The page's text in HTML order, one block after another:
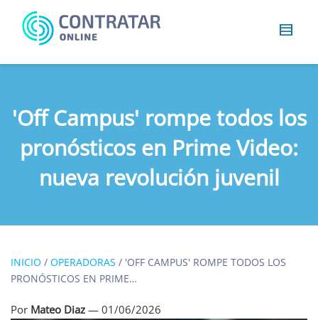
Busca
'Off Campus' rompe todos los
pronósticos en Prime Video:
nueva revolución juvenil
INICIO / OPERADORAS / 'OFF CAMPUS' ROMPE TODOS LOS
PRONÓSTICOS EN PRIME…
Por Mateo Diaz — 01/06/2026